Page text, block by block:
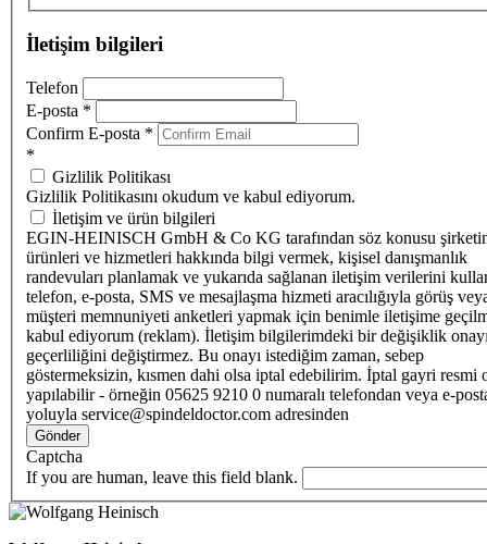
İletişim bilgileri
Telefon
E-posta *
Confirm E-posta *
*
Gizlilik Politikası
Gizlilik Politikasını okudum ve kabul ediyorum.
İletişim ve ürün bilgileri
EGIN-HEINISCH GmbH & Co KG tarafından söz konusu
ürünleri ve hizmetleri hakkında bilgi vermek, kişisel danışmanlık
randevuları planlamak ve yukarıda sağlanan iletişim verilerini
telefon, e-posta, SMS ve mesajlaşma hizmeti aracılığıyla görüş
müşteri memnuniyeti anketleri yapmak için benimle iletişime
kabul ediyorum (reklam). İletişim bilgilerimdeki bir değişiklik
geçerliliğini değiştirmez. Bu onayı istediğim zaman, sebep
göstermeksizin, kısmen dahi olsa iptal edebilirim. İptal gayri resmi
yapılabilir - örneğin 05625 9210 0 numaralı telefondan veya e-
yoluyla service@spindeldoctor.com adresinden
Gönder
Captcha
If you are human, leave this field blank.